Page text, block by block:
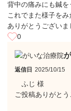
背中の痛みにも鍼を
これでまた様子をみ
ありがとうございま
0
返信日 2025/10/15
ふじ 様
ご投稿ありがとう